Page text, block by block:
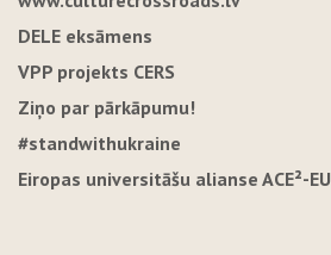
DELE eksāmens
VPP projekts CERS
Ziņo par pārkāpumu!
#standwithukraine
Eiropas universitāšu alianse ACE²-EU